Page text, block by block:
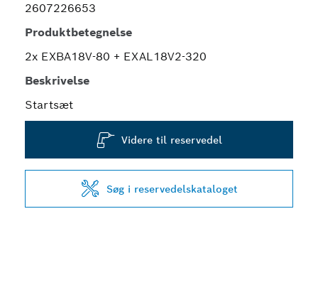
2607226653
Produktbetegnelse
2x EXBA18V-80 + EXAL18V2-320
Beskrivelse
Startsæt
Videre til reservedel
Søg i reservedelskataloget